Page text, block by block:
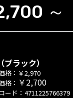
～
ブラック）
格：￥2,970
格： ￥2,700
ード：4711225766379